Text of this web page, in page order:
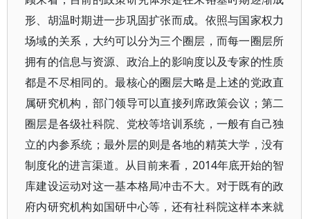
形、胡温时期进一步巩固扩张而成。依照与国家权力
场域的关系，大约可以分为三个圈层，而每一圈层所
拥有的信息与资源、政治上的影响度以及专家的性质
都是不尽相同的。最核心的圈层大略是上述的党政直
属研究机构，部门领导可以直接列席政策会议；第二
圈层是各级社科院、党校等培训系统，一般有自己独
立的内参系统；最外层的则是各地的精英大学，没有
制度化的进言渠道。从目前来看，2014年底开始的智
库建设运动对这一基本格局冲击不大。对于既有的政
府内研究机构如国研中心等，还有社科院这样本来就